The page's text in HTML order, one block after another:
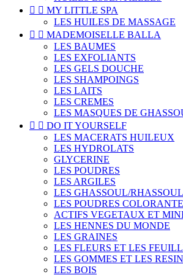
  MY LITTLE SPA
LES HUILES DE MASSAGE
  MADEMOISELLE BALLA
LES BAUMES
LES EXFOLIANTS
LES GELS DOUCHE
LES SHAMPOINGS
LES LAITS
LES CREMES
LES MASQUES DE
  DO IT YOURSELF
LES MACERATS HUILEUX
LES HYDROLATS
GLYCERINE
LES POUDRES
LES ARGILES
LES GHASSOUL/
LES POUDRES
ACTIFS VEGETAUX ET
LES HENNES DU MONDE
LES GRAINES
LES FLEURS ET LES
LES GOMMES ET LES
LES BOIS